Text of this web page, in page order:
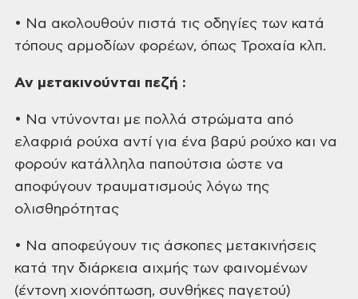
• Να ακολουθούν πιστά τις οδηγίες των κατά
τόπους αρμοδίων φορέων, όπως Τροχαία κλπ.
Αν μετακινούνται πεζή :
• Να ντύνονται με πολλά στρώματα από
ελαφριά ρούχα αντί για ένα βαρύ ρούχο και να
φορούν κατάλληλα παπούτσια ώστε να
αποφύγουν τραυματισμούς λόγω της
ολισθηρότητας
• Να αποφεύγουν τις άσκοπες μετακινήσεις
κατά την διάρκεια αιχμής των φαινομένων
(έντονη χιονόπτωση, συνθήκες παγετού)